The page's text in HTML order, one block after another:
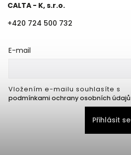
CALTA - K, s.r.o.
+420 724 500 732
E-mail
Vložením e-mailu souhlasíte s
podmínkami ochrany osobních údajů
Přihlásit se